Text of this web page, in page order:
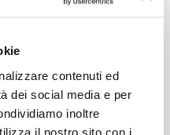
contenuti ed
dei social media e per
inoltre
il nostro sito con i